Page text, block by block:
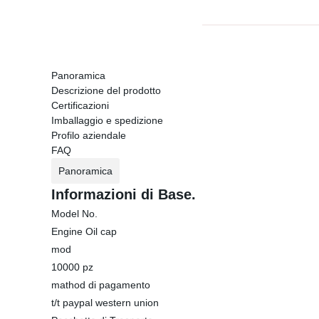
Panoramica
Descrizione del prodotto
Certificazioni
Imballaggio e spedizione
Profilo aziendale
FAQ
Panoramica
Informazioni di Base.
Model No.
Engine Oil cap
mod
10000 pz
mathod di pagamento
t/t paypal western union